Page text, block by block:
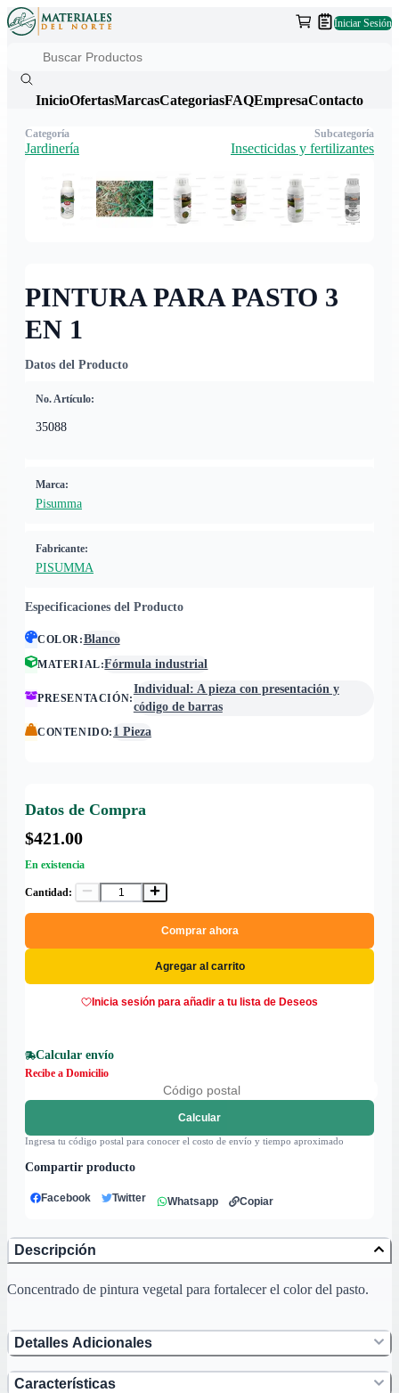
Iniciar Sesión
InicioOfertasMarcasCategoriasFAQEmpresaContacto
PINTURA PARA PASTO 3
EN 1
Datos del Producto
No. Artículo:
35088
Marca:
Pisumma
Fabricante:
PISUMMA
Especificaciones del Producto
COLOR:Blanco
MATERIAL:Fórmula industrial
PRESENTACIÓN:
Individual: A pieza con presentación y
código de barras
CONTENIDO: 1 Pieza
Datos de Compra
$421.00
En existencia
Cantidad:
Comprar ahora
Agregar al carrito
Inicia sesión para añadir a tu lista de Deseos
Calcular envío
Recibe a Domicilio
Calcular
Ingresa tu código postal para conocer el costo de envío y tiempo aproximado
Compartir producto
Facebook Twitter Whatsapp Copiar
Categoría
Jardinería
Subcategoría
Insecticidas y fertilizantes
Descripción
Concentrado de pintura vegetal para fortalecer el color del pasto.
Detalles Adicionales
Características